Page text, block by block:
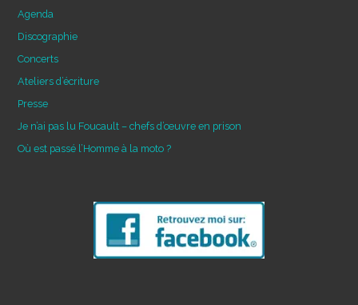
Agenda
Discographie
Concerts
Ateliers d’écriture
Presse
Je n’ai pas lu Foucault – chefs d’œuvre en prison
Où est passé l’Homme à la moto ?